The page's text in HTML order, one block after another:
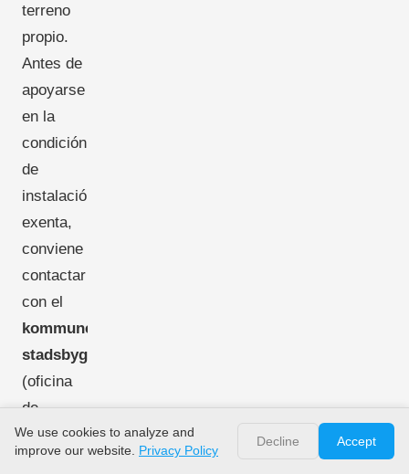
terreno
propio.
Antes de
apoyarse
en la
condición
de
instalación
exenta,
conviene
contactar
con el
kommunens
stadsbyggnadskontor
(oficina
de
planeamiento)
y obtener
We use cookies to analyze and
improve our website. Privacy Policy
Decline Accept